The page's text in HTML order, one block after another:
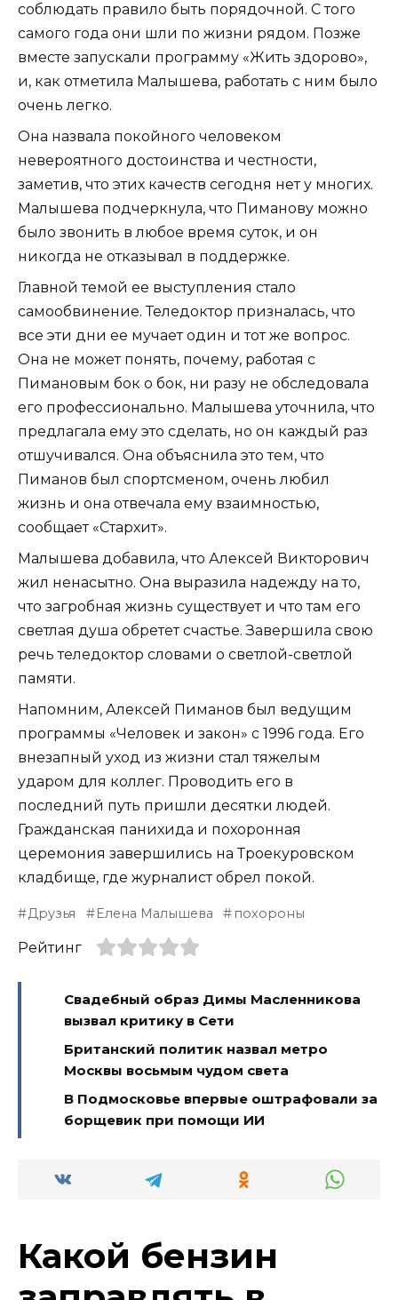
соблюдать правило быть порядочной. С того
самого года они шли по жизни рядом. Позже
вместе запускали программу «Жить здорово»,
и, как отметила Малышева, работать с ним было
очень легко.
Она назвала покойного человеком
невероятного достоинства и честности,
заметив, что этих качеств сегодня нет у многих.
Малышева подчеркнула, что Пиманову можно
было звонить в любое время суток, и он
никогда не отказывал в поддержке.
Главной темой ее выступления стало
самообвинение. Теледоктор призналась, что
все эти дни ее мучает один и тот же вопрос.
Она не может понять, почему, работая с
Пимановым бок о бок, ни разу не обследовала
его профессионально. Малышева уточнила, что
предлагала ему это сделать, но он каждый раз
отшучивался. Она объяснила это тем, что
Пиманов был спортсменом, очень любил
жизнь и она отвечала ему взаимностью,
сообщает «Стархит».
Малышева добавила, что Алексей Викторович
жил ненасытно. Она выразила надежду на то,
что загробная жизнь существует и что там его
светлая душа обретет счастье. Завершила свою
речь теледоктор словами о светлой-светлой
памяти.
Напомним, Алексей Пиманов был ведущим
программы «Человек и закон» с 1996 года. Его
внезапный уход из жизни стал тяжелым
ударом для коллег. Проводить его в
последний путь пришли десятки людей.
Гражданская панихида и похоронная
церемония завершились на Троекуровском
кладбище, где журналист обрел покой.
Друзья Елена Малышева похороны
Рейтинг
Свадебный образ Димы Масленникова
вызвал критику в Сети
Британский политик назвал метро
Москвы восьмым чудом света
В Подмосковье впервые оштрафовали за
борщевик при помощи ИИ
Какой бензин